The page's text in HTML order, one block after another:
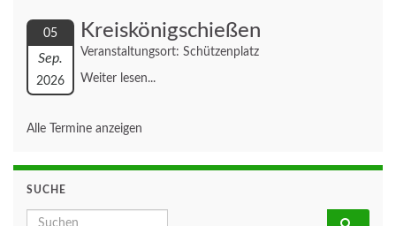
05
Sep.
2026
Kreiskönigschießen
Veranstaltungsort: Schützenplatz
Weiter lesen...
Alle Termine anzeigen
SUCHE
Search for: